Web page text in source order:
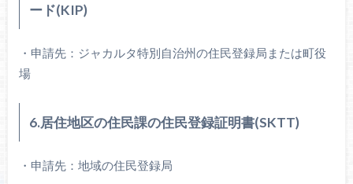
ード(KIP)
・申請先：ジャカルタ特別自治州の住民登録局または町役
場
6.居住地区の住民課の住民登録証明書(SKTT)
・申請先：地域の住民登録局